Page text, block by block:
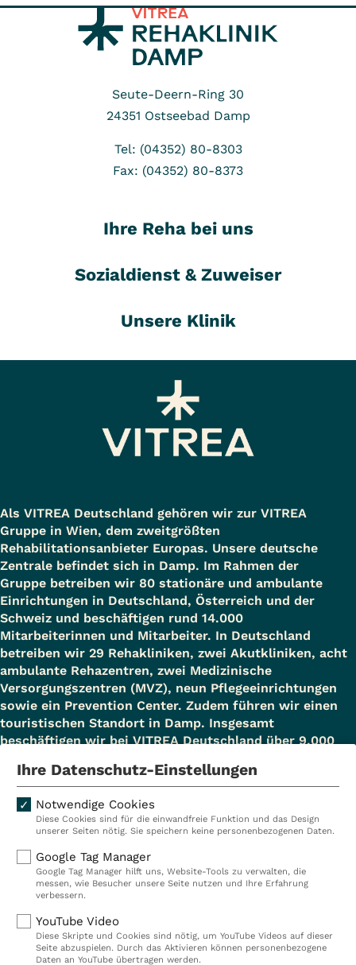
Seute-Deern-Ring 30
24351 Ostseebad Damp
Tel: (04352) 80-8303
Fax: (04352) 80-8373
Ihre Reha bei uns
Sozialdienst & Zuweiser
Unsere Klinik
Als VITREA Deutschland gehören wir zur VITREA
Gruppe in Wien, dem zweitgrößten
Rehabilitationsanbieter Europas. Unsere deutsche
Zentrale befindet sich in Damp. Im Rahmen der
Gruppe betreiben wir 80 stationäre und ambulante
Einrichtungen in Deutschland, Österreich und der
Schweiz und beschäftigen rund 14.000
Mitarbeiterinnen und Mitarbeiter. In Deutschland
betreiben wir 29 Rehakliniken, zwei Akutkliniken, acht
ambulante Rehazentren, zwei Medizinische
Versorgungszentren (MVZ), neun Pflegeeinrichtungen
sowie ein Prevention Center. Zudem führen wir einen
touristischen Standort in Damp. Insgesamt
beschäftigen wir bei VITREA Deutschland über 9.000
Kliniken
Ambulant
Reha
Prävention
Karriere
VITREA Deutschland
IMPRESSUM
Ihre Datenschutz-Einstellungen
Notwendige Cookies
Diese Cookies sind für die einwandfreie Funktion und das Design
unserer Seiten nötig. Sie speichern keine personenbezogenen Daten.
Google Tag Manager
Google Tag Manager hilft uns, Website-Tools zu verwalten, die
messen, wie Besucher unsere Seite nutzen und Ihre Erfahrung
verbessern.
YouTube Video
Diese Skripte und Cookies sind nötig, um YouTube Videos auf dieser
Seite abzuspielen. Durch das Aktivieren können personenbezogene
Daten an YouTube übertragen werden.